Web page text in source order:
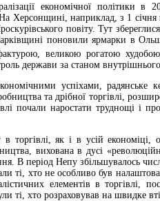
економічної політики
Херсонщині, наприклад, з 1
повіту. Тут
поновили ярмарки в
великою рогатою
держави за станом
успіхами,
та дрібної торгівлі,
почали наростати труднощі і
торгівлі, як і в усій економіці,
вихована в дусі
В період Непу збільшувалось
ті, хто не особливо був
елементів в торгівлі,
ті, хто розраховував на швидке